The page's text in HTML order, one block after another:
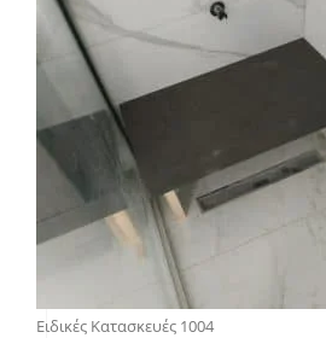
Ειδικές Κατασκευές 1004